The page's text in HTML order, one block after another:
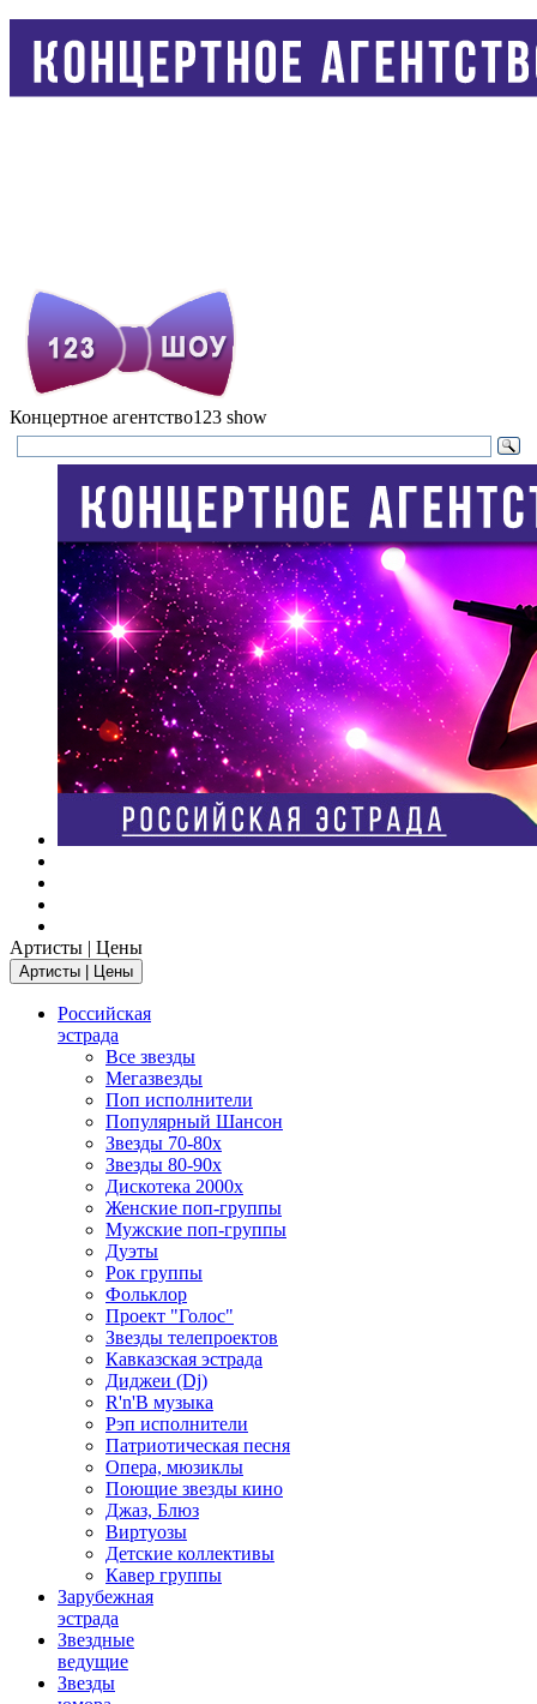
Концертное агентство123 show
Артисты | Цены
Артисты | Цены
Российская
эстрада
Все звезды
Мегазвезды
Поп исполнители
Популярный Шансон
Звезды 70-80х
Звезды 80-90х
Дискотека 2000х
Женские поп-группы
Мужские поп-группы
Дуэты
Рок группы
Фольклор
Проект "Голос"
Звезды телепроектов
Кавказская эстрада
Диджеи (Dj)
R'n'B музыка
Рэп исполнители
Патриотическая песня
Опера, мюзиклы
Поющие звезды кино
Джаз, Блюз
Виртуозы
Детские коллективы
Кавер группы
Зарубежная
эстрада
Звездные
ведущие
Звезды